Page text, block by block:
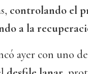
controlando el
a la
ayer con uno